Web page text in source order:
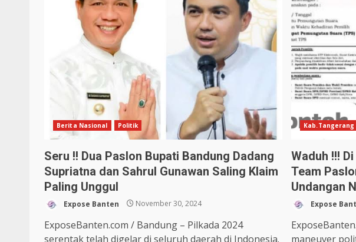
Berita Nasional Politik
Seru !! Dua Paslon Bupati Bandung Dadang
Supriatna dan Sahrul Gunawan Saling Klaim
Paling Unggul
Expose Banten November 30, 2024
ExposeBanten.com / Bandung – Pilkada 2024
serentak telah digelar di seluruh daerah di Indonesia.
Kab.Tangerang
Waduh !!!
Team
Undangan
Expose
maneuver